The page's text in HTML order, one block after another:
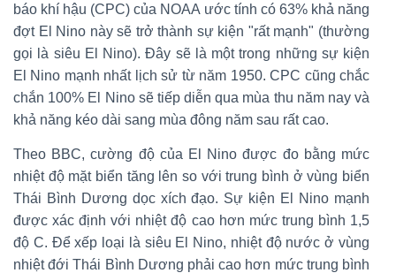
báo khí hậu (CPC) của NOAA ước tính có 63% khả năng
đợt El Nino này sẽ trở thành sự kiện "rất mạnh" (thường
gọi là siêu El Nino). Đây sẽ là một trong những sự kiện
El Nino mạnh nhất lịch sử từ năm 1950. CPC cũng chắc
chắn 100% El Nino sẽ tiếp diễn qua mùa thu năm nay và
khả năng kéo dài sang mùa đông năm sau rất cao.
Theo BBC, cường độ của El Nino được đo bằng mức
nhiệt độ mặt biển tăng lên so với trung bình ở vùng biển
Thái Bình Dương dọc xích đạo. Sự kiện El Nino mạnh
được xác định với nhiệt độ cao hơn mức trung bình 1,5
độ C. Để xếp loại là siêu El Nino, nhiệt độ nước ở vùng
nhiệt đới Thái Bình Dương phải cao hơn mức trung bình